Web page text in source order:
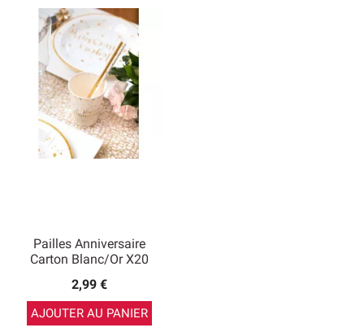
Pailles Anniversaire
Carton Blanc/Or X20
2,99 €
AJOUTER AU PANIER